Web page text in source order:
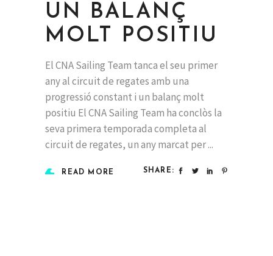
UN BALANÇ
MOLT POSITIU
El CNA Sailing Team tanca el seu primer
any al circuit de regates amb una
progressió constant i un balanç molt
positiu El CNA Sailing Team ha conclòs la
seva primera temporada completa al
circuit de regates, un any marcat per
READ MORE SHARE: